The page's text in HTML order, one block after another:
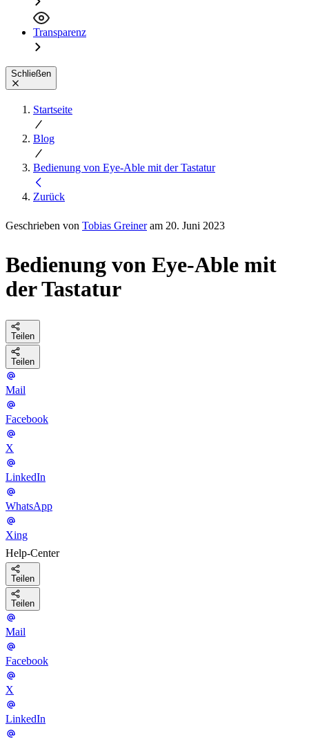
Transparenz
Schließen
Startseite
Blog
Bedienung von Eye-Able mit der Tastatur
Zurück
Geschrieben von Tobias Greineram 20. Juni 2023
Bedienung von Eye-Able mit
der Tastatur
Teilen
Teilen
Mail
Facebook
X
LinkedIn
WhatsApp
Xing
Help-Center
Teilen
Teilen
Mail
Facebook
X
LinkedIn